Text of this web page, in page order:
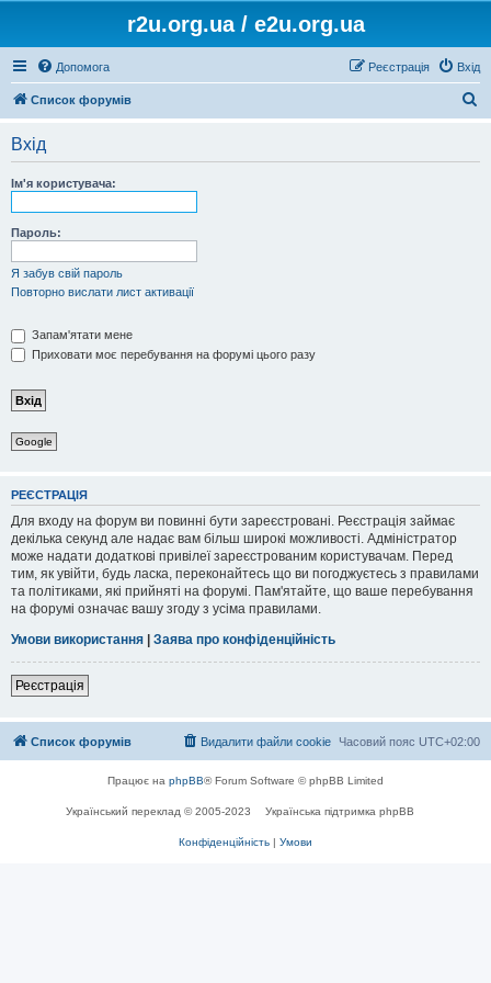
r2u.org.ua / e2u.org.ua
Допомога Вхід
Реєстрація
Список форумів
Вхід
Ім'я користувача:
Пароль:
Я забув свій пароль
Повторно вислати лист активації
Запам'ятати мене
Приховати моє перебування на форумі цього разу
Google
РЕЄСТРАЦІЯ
Для входу на форум ви повинні бути зареєстровані. Реєстрація займає
декілька секунд але надає вам більш широкі можливості. Адміністратор
може надати додаткові привілеї зареєстрованим користувачам. Перед
тим, як увійти, будь ласка, переконайтесь що ви погоджуєтесь з правилами
та політиками, які прийняті на форумі. Пам'ятайте, що ваше перебування
на форумі означає вашу згоду з усіма правилами.
Умови використання | Заява про конфіденційність
Реєстрація
Список форумів Часовий пояс UTC+02:00
Видалити файли cookie
Працює на phpBB® Forum Software © phpBB Limited
Український переклад © 2005-2023 Українська підтримка phpBB
Конфіденційність | Умови